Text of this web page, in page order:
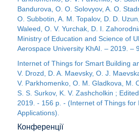
Bandurova, O. O. Solovyov, A. O.
O. Subbotin, A. M. Topalov, D. D.
Waleed, O. V. Yurchak, D. I.
Ministry of Education and Science of
Aerospace University KhAI. – 2019. –
Internet of Things for Smart Building
V. Drozd, D. A. Maevsky, O. J.
V. Parkhomenko, O. M. Gladkova, M.
S. S. Surkov, K. V. Zashcholkin ;
2019. - 156 p. - (Internet of Things for
Applications).
Конференції